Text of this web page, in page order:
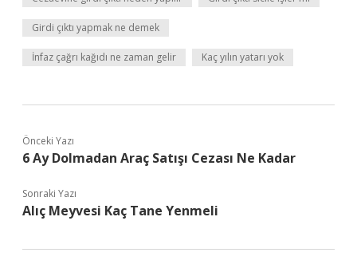
Girdi çıktı yapmak ne demek
İnfaz çağrı kağıdı ne zaman gelir Kaç yılın yatarı yok
Önceki Yazı
6 Ay Dolmadan Araç Satışı Cezası Ne Kadar
Sonraki Yazı
Alıç Meyvesi Kaç Tane Yenmeli